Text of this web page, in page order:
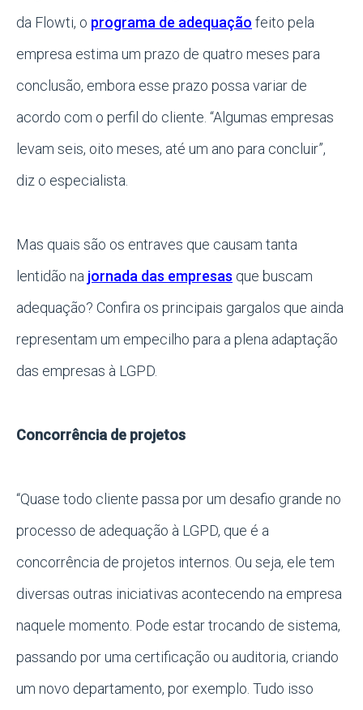
da Flowti, o programa de adequação feito pela
empresa estima um prazo de quatro meses para
conclusão, embora esse prazo possa variar de
acordo com o perfil do cliente. “Algumas empresas
levam seis, oito meses, até um ano para concluir”,
diz o especialista.
Mas quais são os entraves que causam tanta
lentidão na jornada das empresas que buscam
adequação? Confira os principais gargalos que ainda
representam um empecilho para a plena adaptação
das empresas à LGPD.
Concorrência de projetos
“Quase todo cliente passa por um desafio grande no
processo de adequação à LGPD, que é a
concorrência de projetos internos. Ou seja, ele tem
diversas outras iniciativas acontecendo na empresa
naquele momento. Pode estar trocando de sistema,
passando por uma certificação ou auditoria, criando
um novo departamento, por exemplo. Tudo isso